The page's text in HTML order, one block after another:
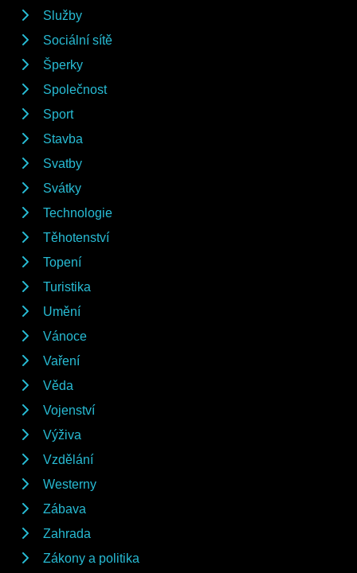
Služby
Sociální sítě
Šperky
Společnost
Sport
Stavba
Svatby
Svátky
Technologie
Těhotenství
Topení
Turistika
Umění
Vánoce
Vaření
Věda
Vojenství
Výživa
Vzdělání
Westerny
Zábava
Zahrada
Zákony a politika